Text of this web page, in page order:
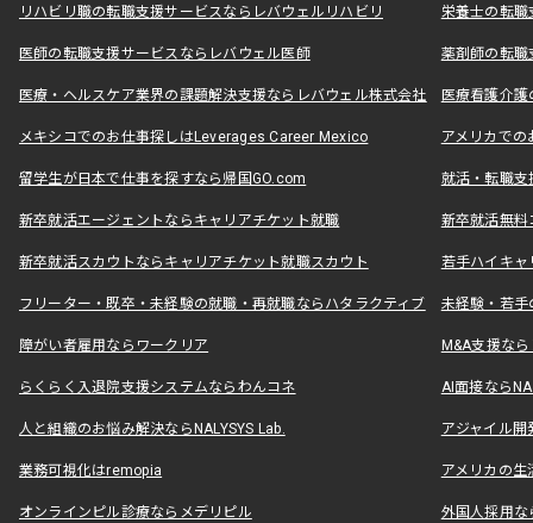
リハビリ職の転職支援サービスならレバウェルリハビリ 栄養士の転
医師の転職支援サービスならレバウェル医師 薬剤師の転
医療・ヘルスケア業界の課題解決支援ならレバウェル株式会社 医療看護介
メキシコでのお仕事探しはLeverages Career Mexico アメリカで
留学生が日本で仕事を探すなら帰国GO.com 就活・転職
新卒就活エージェントならキャリアチケット就職 新卒就活無料
新卒就活スカウトならキャリアチケット就職スカウト 若手ハイキ
フリーター・既卒・未経験の就職・再就職ならハタラクティブ 未経験・若手
障がい者雇用ならワークリア M&A支援な
らくらく入退院支援システムならわんコネ AI面接なら
人と組織のお悩み解決ならNALYSYS Lab. アジャイル
業務可視化はremopia アメリカの
オンラインピル診療ならメデリピル 外国人採用